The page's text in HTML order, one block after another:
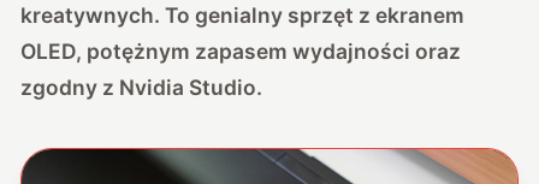
kreatywnych. To genialny sprzęt z ekranem
OLED, potężnym zapasem wydajności oraz
zgodny z Nvidia Studio.